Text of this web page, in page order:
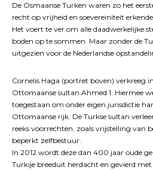
De Osmaanse Turken waren zo het
recht op vrijheid en soevereiniteit
Het voert te ver om alle daadwerkelijke
boden op te sommen. Maar zonder de
uitgezien voor de Nederlandse
Cornelis Haga (portret boven) verkreeg
Ottomaanse sultan Ahmed 1. Hiermee
toegestaan om onder eigen jurisdictie
Ottomaanse rijk. De Turkse sultan
reeks voorrechten, zoals vrijstelling van
beperkt zelfbestuur.
In 2012 wordt deze dan 400 jaar oude
Turkije breeduit herdacht en gevierd